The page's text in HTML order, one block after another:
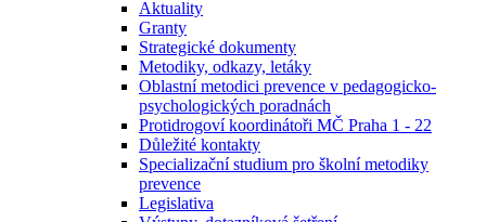
Aktuality
Granty
Strategické dokumenty
Metodiky, odkazy, letáky
Oblastní metodici prevence v pedagogicko-
psychologických poradnách
Protidrogoví koordinátoři MČ Praha 1 - 22
Důležité kontakty
Specializační studium pro školní metodiky
prevence
Legislativa